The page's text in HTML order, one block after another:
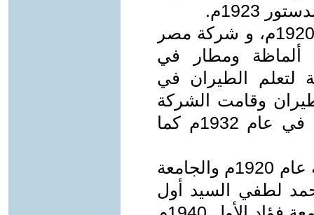
1923م.
ـ شهد عصره تأسيس بنك مصر عام 1920م، و شركة مصر
ومطار ألماظة ومطار في
لتعلم الطيران في
وقامت الشركة
بشراء 4 طائرات وصلت الاسكندرية في عام 1932م كما
ـ تأسست في عهده الجامعة الأمريكية عام 1920م والجامعة
التي كان أحمد لطفي السيد أول